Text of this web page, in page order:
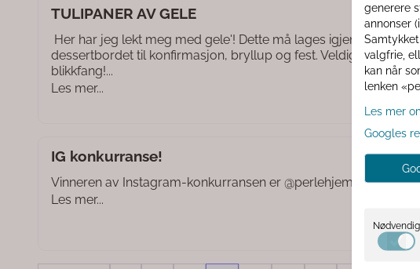
TULIPANER AV GELE
Her har jeg lekt meg med gele'! Dette må lages igjen til påske :-
dessertbordet til konfirmasjon, bryllup og fest. Veldig dekorativt
blikkfang!...
Les mer...
IG konkurranse!
Vinneren av Instagram-konkurransen er @perlehjem! ☺
Les mer...
generere
annonser
valgfrie,
kan når
lenken
Les mer
Googles
Nødvendig